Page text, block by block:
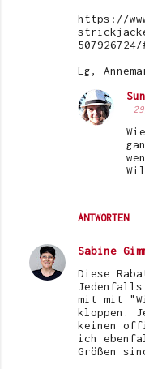
https://
Lg,
ANTWORTEN
Sabine
Diese
mit mit
kloppen.
keinen
ich
Größen